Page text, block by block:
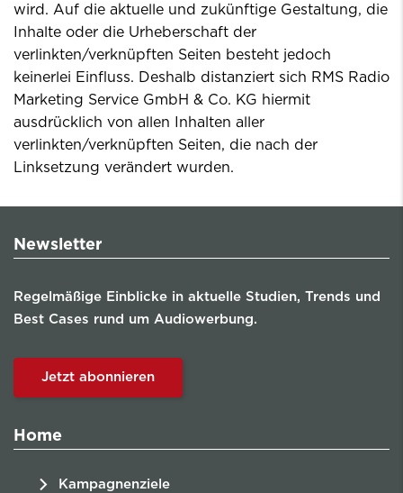
wird. Auf die aktuelle und zukünftige Gestaltung, die
Inhalte oder die Urheberschaft der
verlinkten/verknüpften Seiten besteht jedoch
keinerlei Einfluss. Deshalb distanziert sich RMS Radio
Marketing Service GmbH & Co. KG hiermit
ausdrücklich von allen Inhalten aller
verlinkten/verknüpften Seiten, die nach der
Linksetzung verändert wurden.
Newsletter
Regelmäßige Einblicke in aktuelle Studien, Trends und
Best Cases rund um Audiowerbung.
Jetzt abonnieren
Home
Kampagnenziele